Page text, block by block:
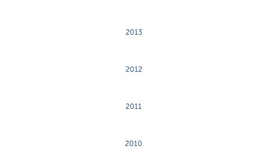
2013
2012
2011
2010